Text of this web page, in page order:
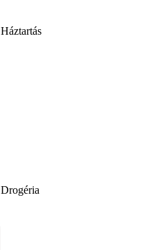
Háztartás
Drogéria